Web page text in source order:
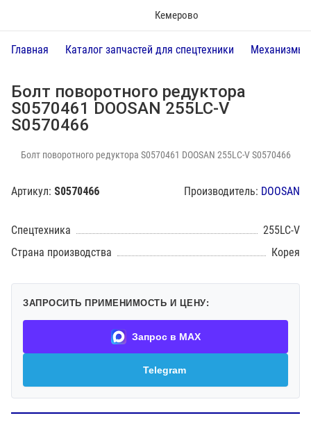
Кемерово
Главная Каталог запчастей для спецтехники Механизмы
Болт поворотного редуктора
S0570461 DOOSAN 255LC-V
S0570466
Болт поворотного редуктора S0570461 DOOSAN 255LC-V S0570466
Артикул: S0570466 Производитель: DOOSAN
Спецтехника
255LC-V
Страна производства
Корея
ЗАПРОСИТЬ ПРИМЕНИМОСТЬ И ЦЕНУ:
Запрос в MAX
Telegram